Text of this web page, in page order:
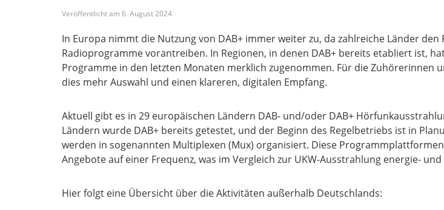
Veröffentlicht am 6. August2024
In Europa nimmt die Nutzung von DAB+ immer weiter zu, da zahlreiche Länder
Radioprogramme vorantreiben. In Regionen, in denen DAB+ bereits etabliert ist,
Programme in den letzten Monaten merklich zugenommen. Für die Zuhörerinnen
dies mehr Auswahl und einen klareren, digitalen Empfang.
Aktuell gibt es in 29 europäischen Ländern DAB- und/oder DAB+
Ländern wurde DAB+ bereits getestet, und der Beginn des Regelbetriebs ist in
werden in sogenannten Multiplexen (Mux) organisiert. Diese
Angebote auf einer Frequenz, was im Vergleich zur UKW-Ausstrahlung energie-
Hier folgt eine Übersicht über die Aktivitäten außerhalb Deutschlands: